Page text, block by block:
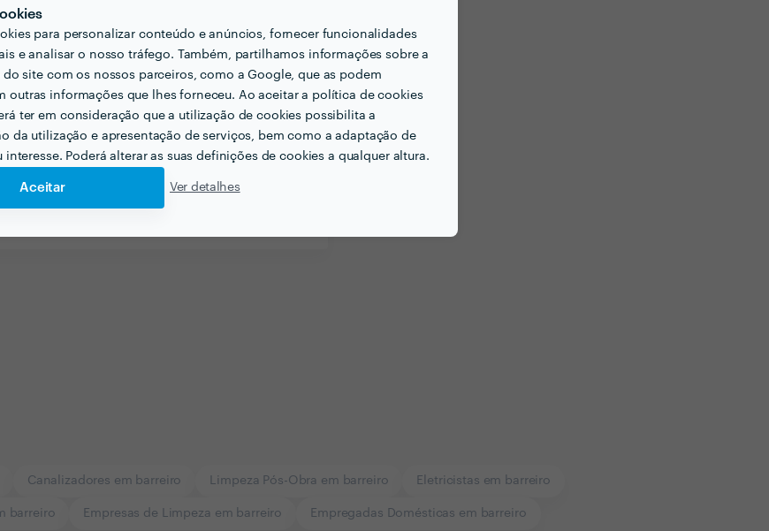
para personalizar conteúdo e anúncios, fornecer funcionalidades
e analisar o nosso tráfego. Também, partilhamos informações sobre a
do site com os nossos parceiros, como a Google, que as podem
outras informações que lhes forneceu. Ao aceitar a política de cookies
ter em consideração que a utilização de cookies possibilita a
da utilização e apresentação de serviços, bem como a adaptação de
interesse. Poderá alterar as suas definições de cookies a qualquer altura.
Aceitar Ver detalhes
pensar acerca do projecto que quer
em Qualidade no serviço prestado,
pensar na qualidade em atendimento do
Canalizadores em barreiro Limpeza Pós-Obra em barreiro Eletricistas em barreiro
barreiro Empresas de Limpeza em barreiro Empregadas Domésticas em barreiro